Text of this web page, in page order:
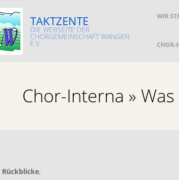
TAKTZENTE
DIE WEBSEITE DER
CHORGEMEINSCHAFT WANGEN
E.V.
WIR
CHOR-
Chor-Interna »
Rückblicke,